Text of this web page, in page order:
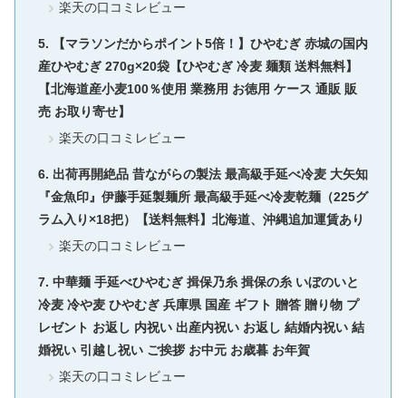
楽天の口コミレビュー
【マラソンだからポイント5倍！】ひやむぎ 赤城の国内
産ひやむぎ 270g×20袋【ひやむぎ 冷麦 麺類 送料無料】
【北海道産小麦100％使用 業務用 お徳用 ケース 通販 販
売 お取り寄せ】
楽天の口コミレビュー
出荷再開絶品 昔ながらの製法 最高級手延べ冷麦 大矢知
『金魚印』伊藤手延製麺所 最高級手延べ冷麦乾麺（225グ
ラム入り×18把）【送料無料】北海道、沖縄追加運賃あり
楽天の口コミレビュー
中華麺 手延べひやむぎ 揖保乃糸 揖保の糸 いぼのいと
冷麦 冷や麦 ひやむぎ 兵庫県 国産 ギフト 贈答 贈り物 プ
レゼント お返し 内祝い 出産内祝い お返し 結婚内祝い 結
婚祝い 引越し祝い ご挨拶 お中元 お歳暮 お年賀
楽天の口コミレビュー